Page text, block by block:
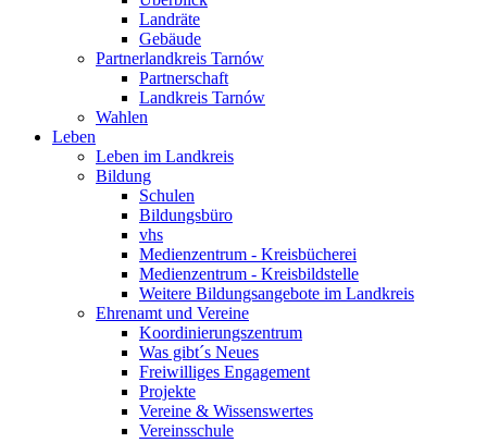
Landräte
Gebäude
Partnerlandkreis Tarnów
Partnerschaft
Landkreis Tarnów
Wahlen
Leben
Leben im Landkreis
Bildung
Schulen
Bildungsbüro
vhs
Medienzentrum - Kreisbücherei
Medienzentrum - Kreisbildstelle
Weitere Bildungsangebote im Landkreis
Ehrenamt und Vereine
Koordinierungszentrum
Was gibt´s Neues
Freiwilliges Engagement
Projekte
Vereine & Wissenswertes
Vereinsschule